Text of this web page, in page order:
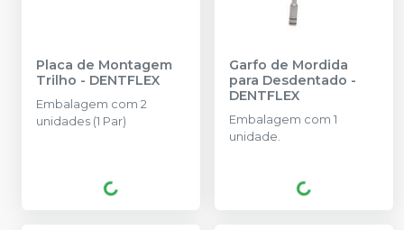
Placa de Montagem
Trilho - DENTFLEX
Embalagem com 2
unidades (1 Par)
Garfo de Mordida
para Desdentado -
DENTFLEX
Embalagem com 1
unidade.